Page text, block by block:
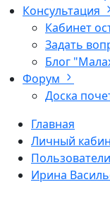
Консультация
Кабинет
Задать
Блог
Форум
Доска
Главная
Личный
Ирина